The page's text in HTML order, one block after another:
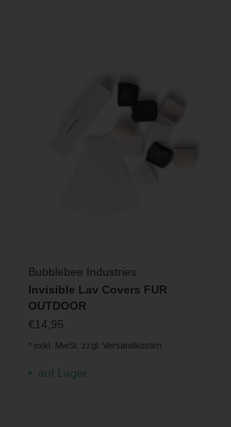
Bubblebee Industries
Invisible Lav Covers FUR
OUTDOOR
€14,95
* exkl. MwSt. zzgl. Versandkosten
auf Lager